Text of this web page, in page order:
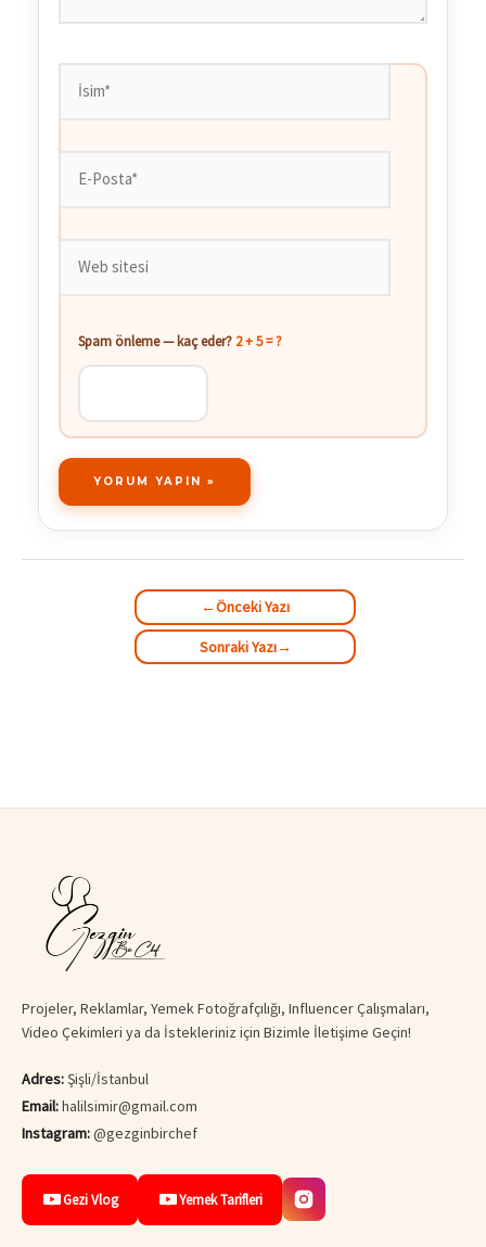
Spam önleme — kaç eder? 2 + 5 = ?
←Önceki Yazı
Sonraki Yazı→
Projeler, Reklamlar, Yemek Fotoğrafçılığı, Influencer Çalışmaları,
Video Çekimleri ya da İstekleriniz için Bizimle İletişime Geçin!
Adres:Şişli/İstanbul
Email:halilsimir@gmail.com
Instagram:@gezginbirchef
Gezi Vlog Yemek Tarifleri